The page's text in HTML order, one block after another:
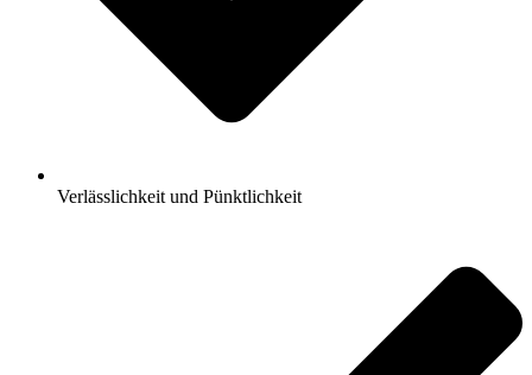
Verlässlichkeit und Pünktlichkeit